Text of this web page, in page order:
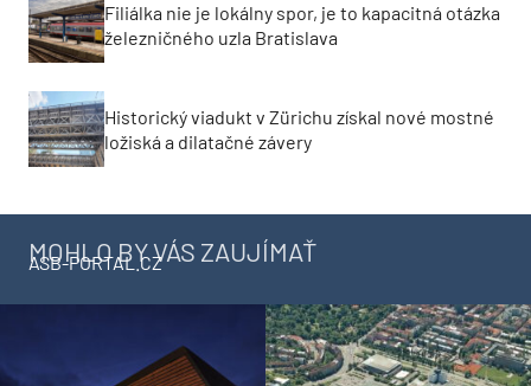
Filiálka nie je lokálny spor, je to kapacitná otázka
železničného uzla Bratislava
Historický viadukt v Zürichu získal nové mostné
ložiská a dilatačné závery
MOHLO BY VÁS ZAUJÍMAŤ
ASB-PORTAL.CZ